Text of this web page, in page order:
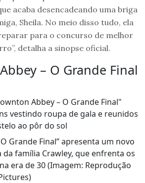
acaba desencadeando uma briga
Sheila. No meio disso tudo, ela
para o concurso de melhor
detalha a sinopse oficial.
– O Grande Final
Grande Final” apresenta um novo
família Crawley, que enfrenta os
era de 30 (Imagem: Reprodução